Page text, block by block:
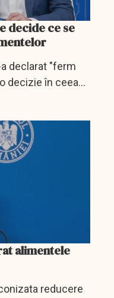
decide ce se
declarat "ferm
decizie în ceea
categorii de
alimentele
reducere